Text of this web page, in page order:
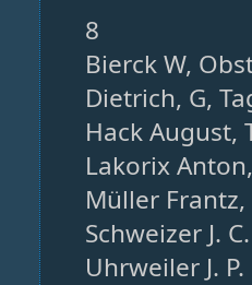
8
Bierck W,
Dietrich, G,
Hack August,
Lakorix
Müller
Schweizer J.
Uhrweiler J.